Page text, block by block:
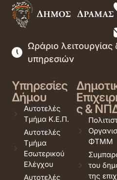
Ωράριο λειτουργίας
υπηρεσιών
Υπηρεσίες
Δήμου
Αυτοτελές
Τμήμα Κ.Ε.Π.
Αυτοτελές
Τμήμα
Εσωτερικού
Ελέγχου
Αυτοτελές
ς &
ΦΤΜΜ
του
της